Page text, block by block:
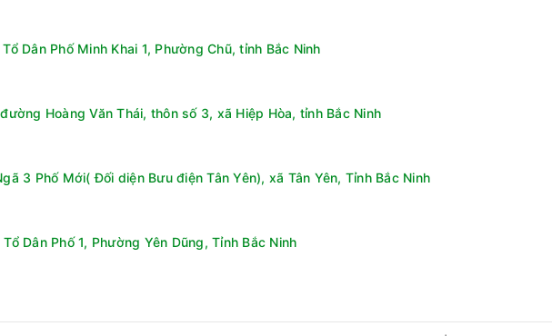
lạnh LG Inverter được tăng cường nhờ công nghệ làm lạnh từ cánh tủ DoorCooling+,
Dân Phố Minh Khai 1, Phường Chũ, tỉnh Bắc Ninh
Hoàng Văn Thái, thôn số 3, xã Hiệp Hòa, tỉnh Bắc Ninh
3 Phố Mới( Đối diện Bưu điện Tân Yên), xã Tân Yên, Tỉnh Bắc Ninh
Dân Phố 1, Phường Yên Dũng, Tỉnh Bắc Ninh